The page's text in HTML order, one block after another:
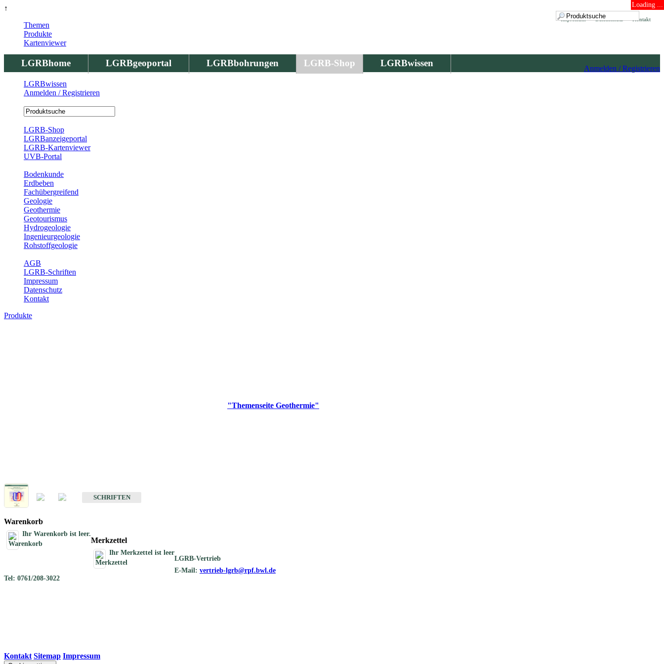
↑ Loading ...
Kontakt
Datenschutz
Impressum
LGRBhome LGRBgeoportal LGRBbohrungen LGRB-Shop LGRBwissen
Anmelden / Registrieren
Themen
Produkte
Kartenviewer
LGRBwissen
Anmelden / Registrieren
LGRB-Shop
LGRBanzeigeportal
LGRB-Kartenviewer
UVB-Portal
Bodenkunde
Erdbeben
Fachübergreifend
Geologie
Geothermie
Geotourismus
Hydrogeologie
Ingenieurgeologie
Rohstoffgeologie
AGB
LGRB-Schriften
Impressum
Datenschutz
Kontakt
Produkte
"Themenseite Geothermie"
SCHRIFTEN
Warenkorb
Ihr Warenkorb ist leer.
Merkzettel
Ihr Merkzettel ist leer
LGRB-Vertrieb
E-Mail: vertrieb-lgrb@rpf.bwl.de
Tel: 0761/208-3022
Kontakt Sitemap Impressum